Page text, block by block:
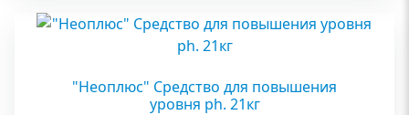
"Неоплюс" Средство для повышения
уровня ph. 21кг